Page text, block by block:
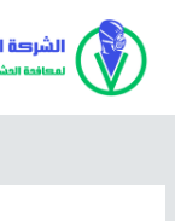
المحتوى